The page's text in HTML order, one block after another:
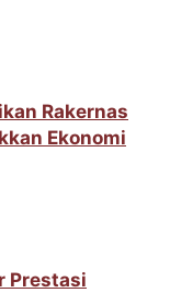
Rakernas
Ekonomi
Prestasi